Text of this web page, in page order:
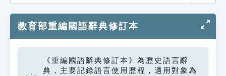
貓頭鷹博士
教育部重編國語辭典修訂本
《重編國語辭典修訂本》為歷史語言辭
典，主要記錄語言使用歷程，適用對象為